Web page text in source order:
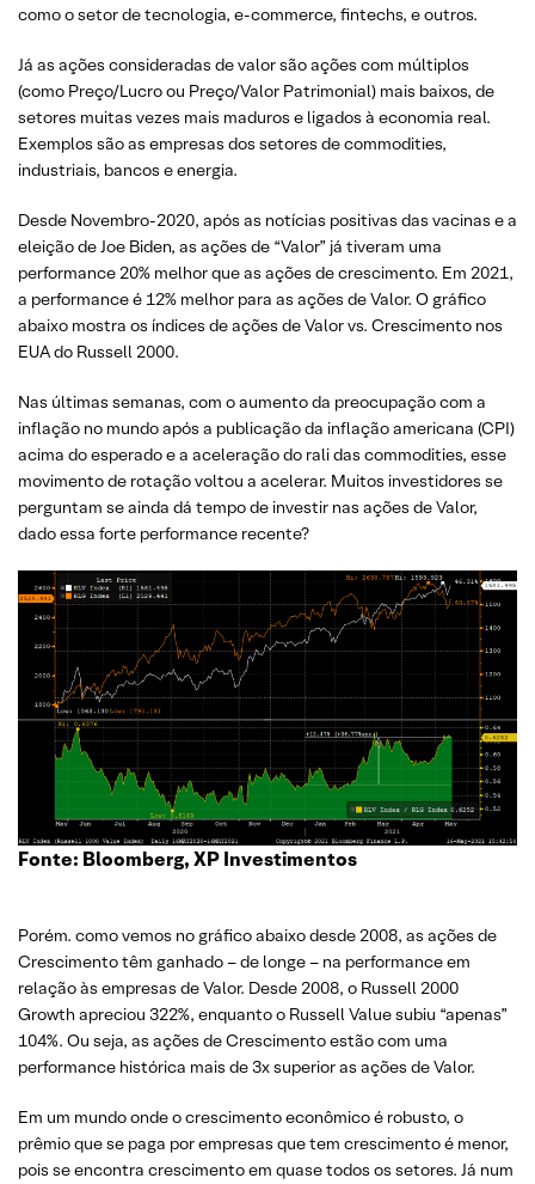
como o setor de tecnologia, e-commerce, fintechs, e outros.
Já as ações consideradas de valor são ações com múltiplos
(como Preço/Lucro ou Preço/Valor Patrimonial) mais baixos, de
setores muitas vezes mais maduros e ligados à economia real.
Exemplos são as empresas dos setores de commodities,
industriais, bancos e energia.
Desde Novembro-2020, após as notícias positivas das vacinas e a
eleição de Joe Biden, as ações de “Valor” já tiveram uma
performance 20% melhor que as ações de crescimento. Em 2021,
a performance é 12% melhor para as ações de Valor. O gráfico
abaixo mostra os índices de ações de Valor vs. Crescimento nos
EUA do Russell 2000.
Nas últimas semanas, com o aumento da preocupação com a
inflação no mundo após a publicação da inflação americana (CPI)
acima do esperado e a aceleração do rali das commodities, esse
movimento de rotação voltou a acelerar. Muitos investidores se
perguntam se ainda dá tempo de investir nas ações de Valor,
dado essa forte performance recente?
Fonte: Bloomberg, XP Investimentos
Porém. como vemos no gráfico abaixo desde 2008, as ações de
Crescimento têm ganhado – de longe – na performance em
relação às empresas de Valor. Desde 2008, o Russell 2000
Growth apreciou 322%, enquanto o Russell Value subiu “apenas”
104%. Ou seja, as ações de Crescimento estão com uma
performance histórica mais de 3x superior as ações de Valor.
Em um mundo onde o crescimento econômico é robusto, o
prêmio que se paga por empresas que tem crescimento é menor,
pois se encontra crescimento em quase todos os setores. Já num